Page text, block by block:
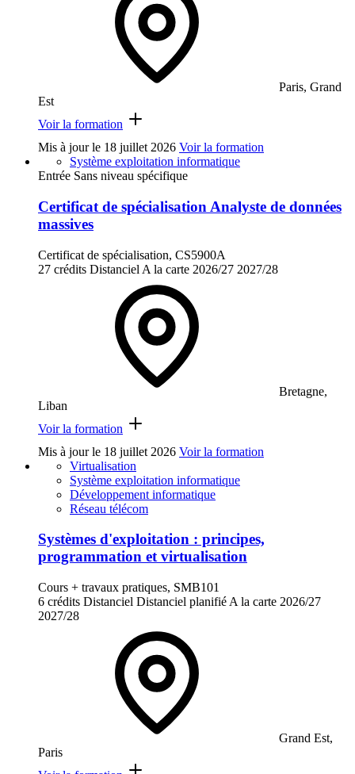
Paris, Grand
Est
Voir la formation
Mis à jour le 18 juillet 2026 Voir la formation
Système exploitation informatique
Entrée Sans niveau spécifique
Certificat de spécialisation Analyste de données
massives
Certificat de spécialisation, CS5900A
27 crédits Distanciel A la carte 2026/27 2027/28
Bretagne,
Liban
Voir la formation
Mis à jour le 18 juillet 2026 Voir la formation
Virtualisation
Système exploitation informatique
Développement informatique
Réseau télécom
Systèmes d'exploitation : principes,
programmation et virtualisation
Cours + travaux pratiques, SMB101
6 crédits Distanciel Distanciel planifié A la carte 2026/27
2027/28
Grand Est,
Paris